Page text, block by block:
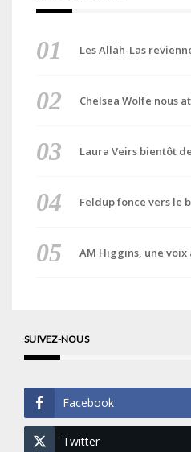
Les Allah-Las
Chelsea Wolfe nous
Laura Veirs bientôt
Feldup fonce vers le
AM Higgins, une
SUIVEZ-NOUS
Facebook
Twitter